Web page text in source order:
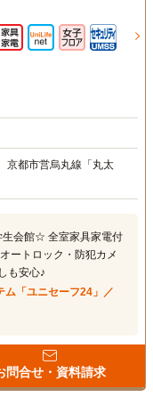
京都市営烏丸線「丸太
生会館☆ 全室家具家電付
ートロック・防犯カメ
も安心♪
ム「ユニセーフ24」／
問合せ・資料請求